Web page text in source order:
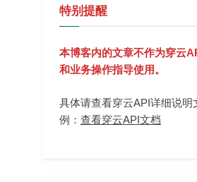
特别提醒
本博客内的文章不作为穿云
和业务操作指导使用。
具体请查看穿云API详细说明
例： 查看穿云API文档